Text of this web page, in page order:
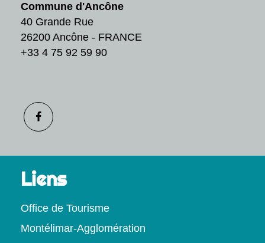
Commune d'Ancône
40 Grande Rue
26200 Ancône - FRANCE
+33 4 75 92 59 90
Liens
Office de Tourisme
Montélimar-Agglomération